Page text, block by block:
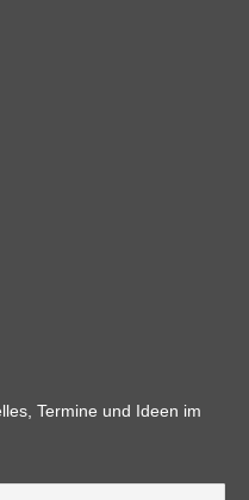
Termine und Ideen im